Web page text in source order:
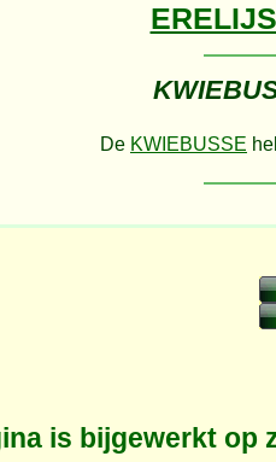
De KWIEBUSSE
is bijgewerkt op